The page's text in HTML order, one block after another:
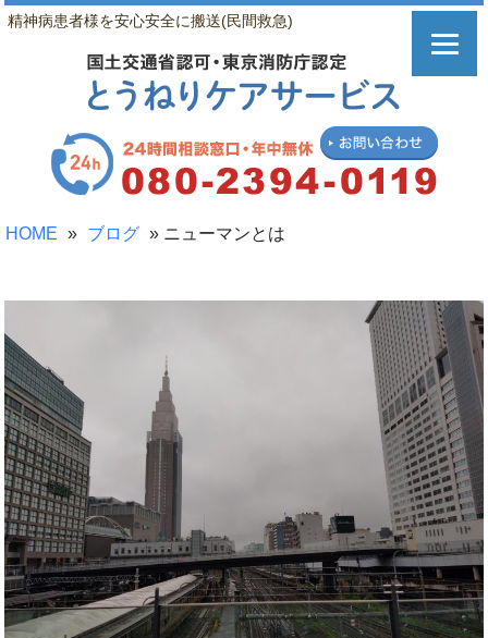
精神病患者様を安心安全に搬送(民間救急)
HOME » ブログ » ニューマンとは